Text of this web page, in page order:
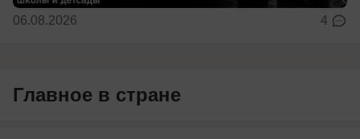
06.08.2026 4
Главное в стране